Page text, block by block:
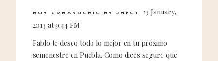
BOY URBANDCHIC BY JHECT
13 January,
2013 at 9:44 PM
Pablo te deseo todo lo mejor en tu próximo
semenestre en Puebla. Como dices seguro que